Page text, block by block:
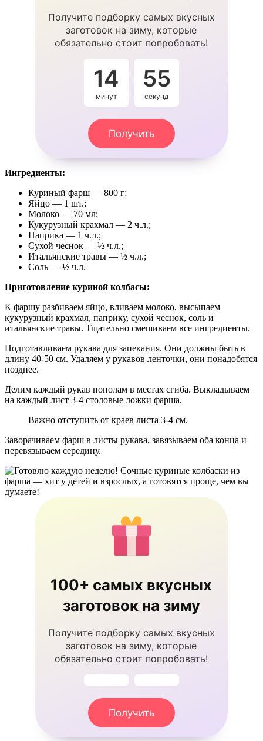
Получите подборку самых вкусных
заготовок на зиму, которые
обязательно стоит попробовать!
14
минут
54
секунды
Получить
Ингредиенты:
Куриный фарш — 800 г;
Яйцо — 1 шт.;
Молоко — 70 мл;
Кукурузный крахмал — 2 ч.л.;
Паприка — 1 ч.л.;
Сухой чеснок — ½ ч.л.;
Итальянские травы — ½ ч.л.;
Соль — ½ ч.л.
Приготовление куриной колбасы:
К фаршу разбиваем яйцо, вливаем молоко, высыпаем
кукурузный крахмал, паприку, сухой чеснок, соль и
итальянские травы. Тщательно смешиваем все ингредиенты.
Подготавливаем рукава для запекания. Они должны быть в
длину 40-50 см. Удаляем у рукавов ленточки, они понадобятся
позднее.
Делим каждый рукав пополам в местах сгиба. Выкладываем
на каждый лист 3-4 столовые ложки фарша.
Важно отступить от краев листа 3-4 см.
Заворачиваем фарш в листы рукава, завязываем оба конца и
перевязываем середину.
100+ самых вкусных
заготовок на зиму
Получите подборку самых вкусных
заготовок на зиму, которые
обязательно стоит попробовать!
Получить